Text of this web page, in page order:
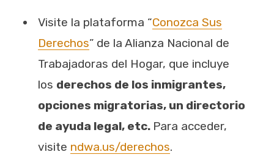
Visite la plataforma “Conozca Sus
Derechos” de la Alianza Nacional de
Trabajadoras del Hogar, que incluye
los derechos de los inmigrantes,
opciones migratorias, un directorio
de ayuda legal, etc. Para acceder,
visite ndwa.us/derechos.